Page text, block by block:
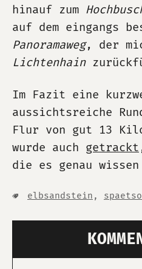
hinauf zum
auf dem eingangs
Panoramaweg, der
Lichtenhain
Im Fazit eine
aussichtsreiche
Flur von gut 13
wurde auch getrackt
die es genau wissen
elbsandstein ,